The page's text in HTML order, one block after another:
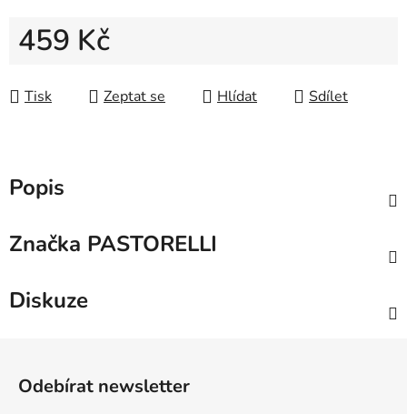
459 Kč
Tisk
Zeptat se Hlídat Sdílet
Popis
Značka PASTORELLI
Diskuze
Odebírat newsletter